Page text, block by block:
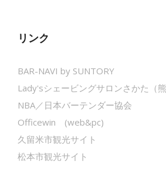
リンク
BAR-NAVI by SUNTORY
Lady'sシェービングサロンさかた（熊
NBA／日本バーテンダー協会
Officewin (web&pc)
久留米市観光サイト
松本市観光サイト